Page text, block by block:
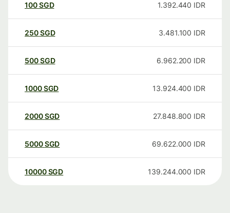
100SGD 1.392.440 IDR
250SGD 3.481.100 IDR
500SGD 6.962.200 IDR
1000SGD 13.924.400 IDR
2000SGD 27.848.800 IDR
5000SGD 69.622.000 IDR
10000 SGD 139.244.000 IDR